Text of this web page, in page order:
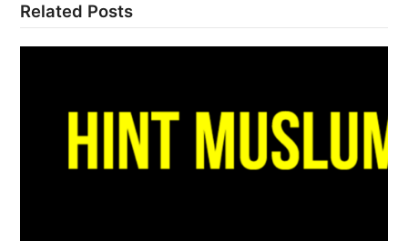
Related Posts